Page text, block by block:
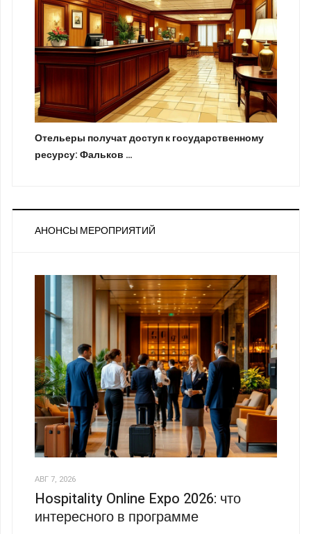
Отельеры получат доступ к государственному
ресурсу: Фальков …
АНОНСЫ МЕРОПРИЯТИЙ
АВГ 7, 2026
Hospitality Online Expo 2026: что
интересного в программе